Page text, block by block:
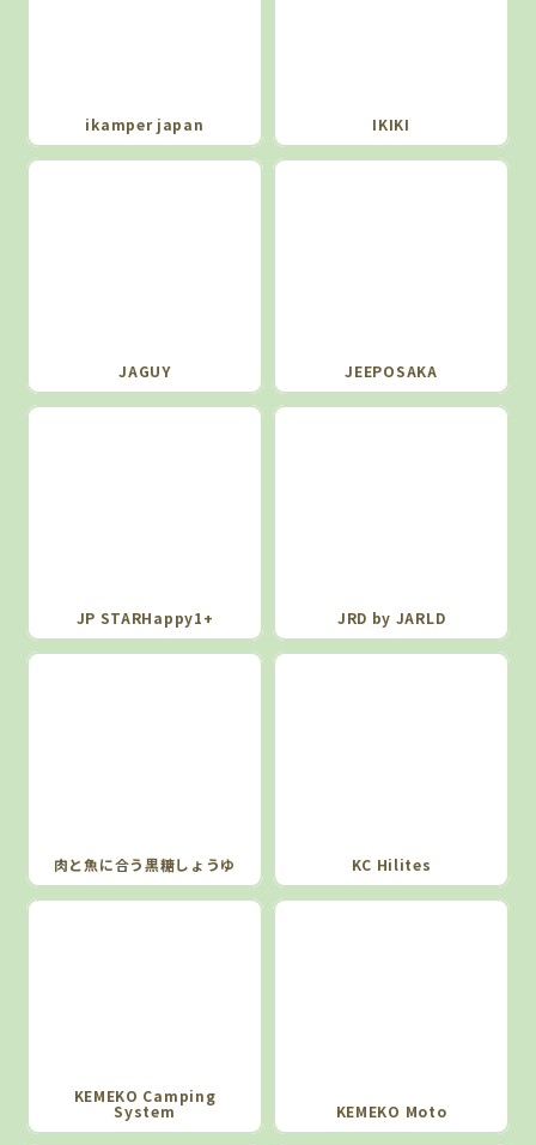
ikamper japan IKIKI
JAGUY JEEPOSAKA
JP STARHappy1+ JRD by JARLD
肉と魚に合う黒糖しょうゆ KC Hilites
KEMEKO Camping
System KEMEKO Moto